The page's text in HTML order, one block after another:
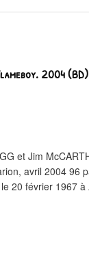
2004 (BD)
et Jim
avril 2004 96
20 février 1967 à